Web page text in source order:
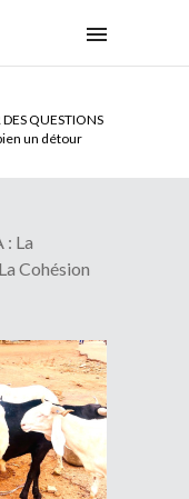
DES QUESTIONS
bien un détour
BENINOIS :
!
La
Cohésion